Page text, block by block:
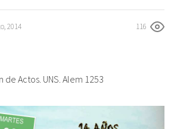
2014 116
de Actos. UNS. Alem 1253